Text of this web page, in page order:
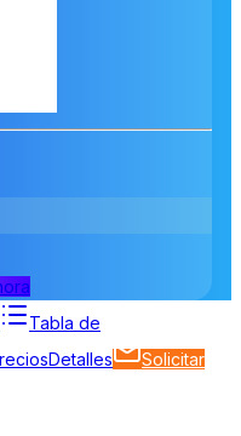
Tabla de
Detalles
Solicitar